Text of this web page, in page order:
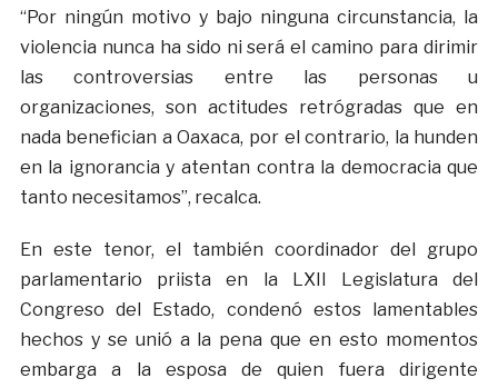
“Por ningún motivo y bajo ninguna circunstancia, la
violencia nunca ha sido ni será el camino para dirimir
las controversias entre las personas u
organizaciones, son actitudes retrógradas que en
nada benefician a Oaxaca, por el contrario, la hunden
en la ignorancia y atentan contra la democracia que
tanto necesitamos”, recalca.
En este tenor, el también coordinador del grupo
parlamentario priista en la LXII Legislatura del
Congreso del Estado, condenó estos lamentables
hechos y se unió a la pena que en esto momentos
embarga a la esposa de quien fuera dirigente